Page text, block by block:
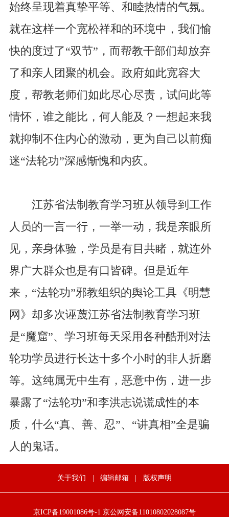
始终呈现着真挚平等、和睦热情的气氛。
就在这样一个宽松祥和的环境中，我们愉
快的度过了“双节”，而帮教干部们却放弃
了和亲人团聚的机会。政府如此宽容大
度，帮教老师们如此尽心尽责，试问此等
情怀，谁之能比，何人能及？一想起来我
就抑制不住内心的激动，更为自己以前痴
迷“法轮功”深感惭愧和内疚。
江苏省法制教育学习班从领导到工作
人员的一言一行，一举一动，我是亲眼所
见，亲身体验，学员是有目共睹，就连外
界广大群众也是有口皆碑。但是近年
来，“法轮功”邪教组织的舆论工具《明慧
网》却多次诬蔑江苏省法制教育学习班
是“魔窟”、学习班每天采用各种酷刑对法
轮功学员进行长达十多个小时的非人折磨
等。这纯属无中生有，恶意中伤，进一步
暴露了“法轮功”和李洪志说谎成性的本
质，什么“真、善、忍”、“讲真相”全是骗
人的鬼话。
关于我们 | 编辑邮箱 | 版权声明
京ICP备19001086号-1 京公网安备11010802028087号